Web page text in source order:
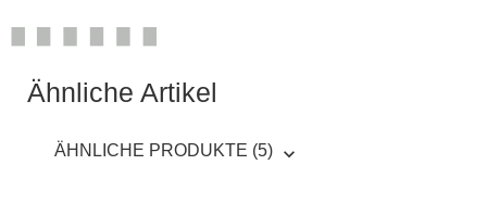
Ähnliche Artikel
ÄHNLICHE PRODUKTE (5)